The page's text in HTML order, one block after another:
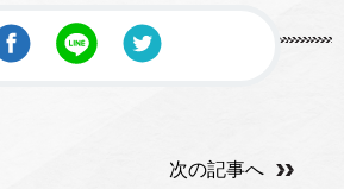
次の記事へ